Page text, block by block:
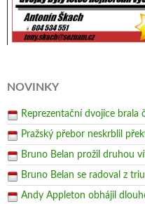
NOVINKY
Reprezentační dvojice brala
Pražský přebor neskrblil
Bruno Belan prožil druhou
Bruno Belan se radoval z
Andy Appleton obhájil